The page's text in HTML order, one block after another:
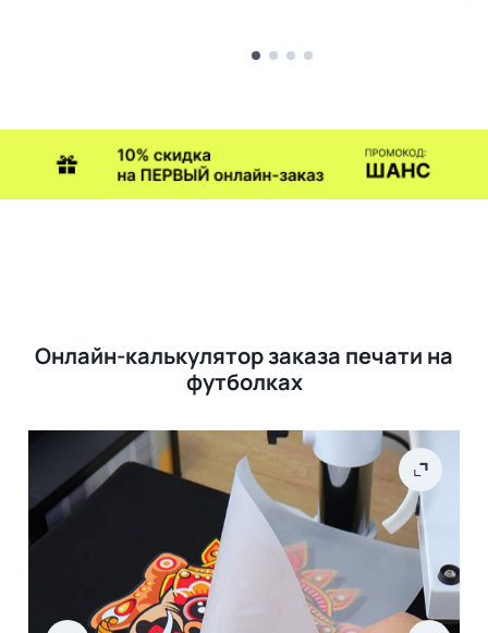
Онлайн-калькулятор заказа печати на
футболках